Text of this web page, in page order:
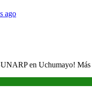
ago
en Uchumayo! Más